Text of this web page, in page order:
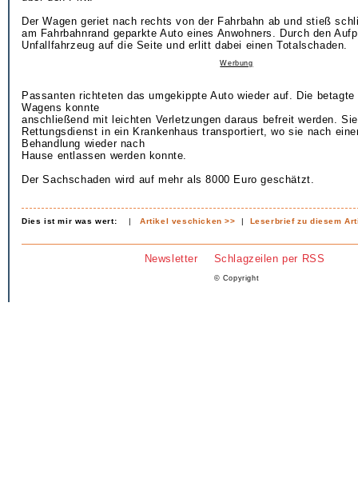
Der Wagen geriet nach rechts von der Fahrbahn ab und stieß
am Fahrbahnrand geparkte Auto eines Anwohners. Durch den
Unfallfahrzeug auf die Seite und erlitt dabei einen Totalschaden.
Werbung
Passanten richteten das umgekippte Auto wieder auf. Die betagte
Wagens konnte
anschließend mit leichten Verletzungen daraus befreit werden.
Rettungsdienst in ein Krankenhaus transportiert, wo sie nach
Behandlung wieder nach
Hause entlassen werden konnte.
Der Sachschaden wird auf mehr als 8000 Euro geschätzt.
Dies ist mir was wert: |Artikel veschicken >> | Leserbrief zu diesem
Newsletter Schlagzeilen per RSS
© Copyright